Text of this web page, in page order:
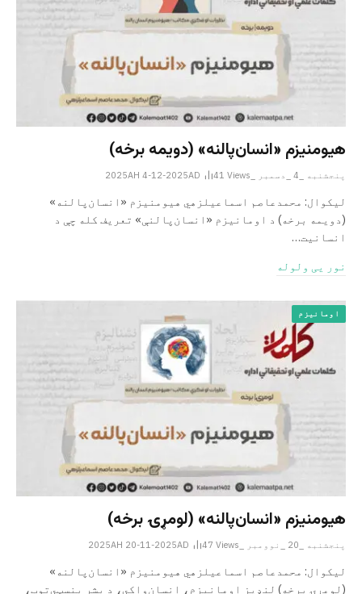
هیومنیزم «انسان‌پالنه» (دویمه برخه)
پنجشنبه _4 _دسمبر _2025AH 4-12-2025AD 41 Views
لیکوال: محمدعاصم اسماعیل­زهي هیومنیزم «انسان‌پالنه»
(دویمه برخه) د اومانیزم «انسان‌پالنې» تعریف کله چې د
انسانیت…
نور یی ولوله
اومانیزم
هیومنیزم «انسان‌پالنه» (لومړۍ برخه)
پنجشنبه _20 _نوومبر _2025AH 20-11-2025AD 47 Views
لیکوال: محمدعاصم اسماعیل­زهي هیومنیزم «انسان‌پالنه»
(لومړۍ برخه) لنډیز اومانېزم، انسان‌واکي، د بشر بنسټي‌توب،